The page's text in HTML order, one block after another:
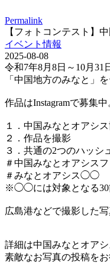
Permalink
【フォトコンテスト】
イベント情報
2025-08-08
令和7年8月8日～10月31
「中国地方のみなと」
作品はInstagramで募集中
１．中国みなとオアシ
２．作品を撮影
３．共通の2つのハッシ
＃中国みなとオアシス
＃みなとオアシス◯◯
※◯◯には対象となる30
広島港などで撮影した
詳細は中国みなとオアシ
素敵なお写真の投稿をお